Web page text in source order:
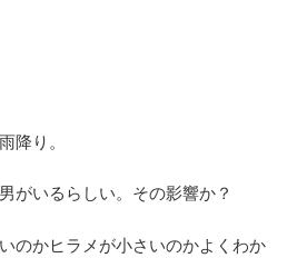
降り。
がいるらしい。その影響か？
のかヒラメが小さいのかよくわか